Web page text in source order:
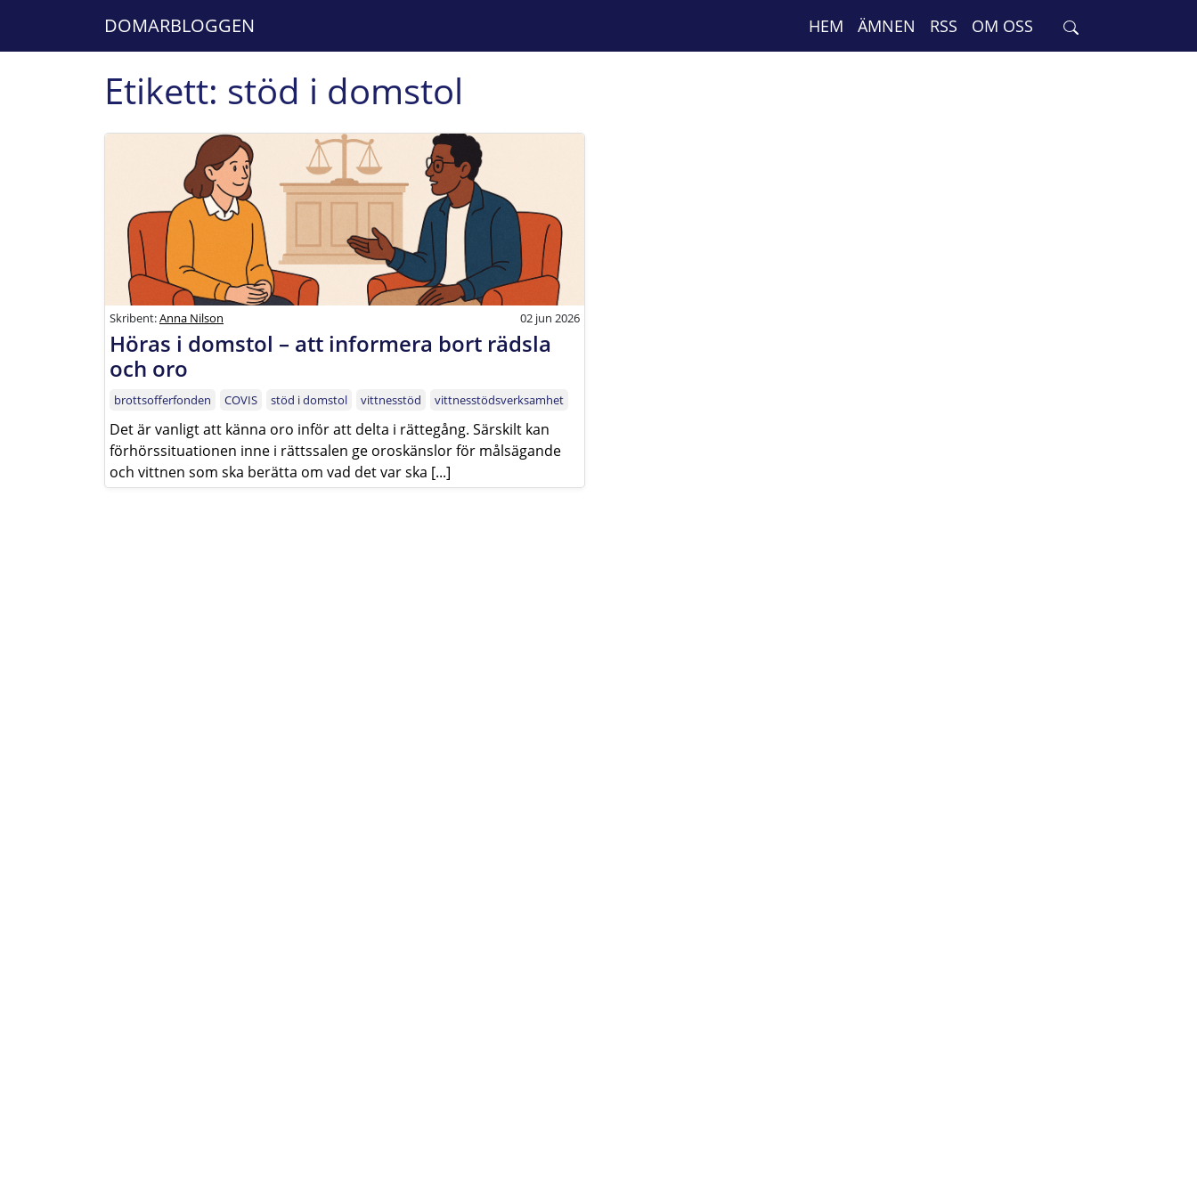
DOMARBLOGGEN HEM ÄMNEN RSS OM OSS
Etikett: stöd i domstol
Skribent:Anna Nilson 02 jun 2026
Höras i domstol – att informera bort rädsla
och oro
brottsofferfonden COVIS stöd i domstol vittnesstöd vittnesstödsverksamhet
Det är vanligt att känna oro inför att delta i rättegång. Särskilt kan
förhörssituationen inne i rättssalen ge oroskänslor för målsägande
och vittnen som ska berätta om vad det var ska [...]